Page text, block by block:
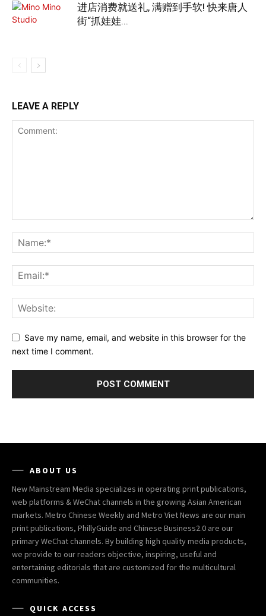
进店消费就送礼, 满赠到手软! 快来唐人
街“抓娃娃...
LEAVE A REPLY
Save my name, email, and website in this browser for the
next time I comment.
ABOUT US
New Mainstream Media specializes in operating print publications,
web platforms & WeChat channels in the growing Asian American
markets. Metro Chinese Weekly and Metro Viet News are our main
print publications, PhillyGuide and Chinese Business2.0 are our
primary WeChat channels. By building high quality media products,
we provide to our readers objective, inspiring, useful and
entertaining editorials that are customized for the multicultural
communities.
QUICK ACCESS